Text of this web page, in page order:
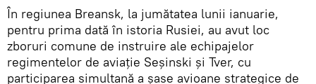
În regiunea Breansk, la jumătatea lunii ianuarie,
pentru prima dată în istoria Rusiei, au avut loc
zboruri comune de instruire ale echipajelor
regimentelor de aviație Seșinski și Tver, cu
participarea simultană a șase avioane strategice de